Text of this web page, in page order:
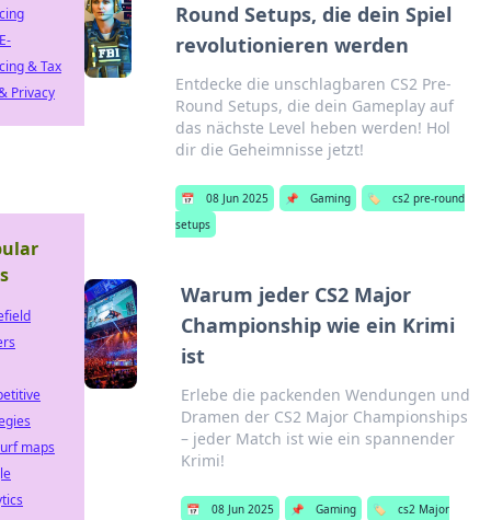
Round Setups, die dein Spiel
revolutionieren werden
Entdecke die unschlagbaren CS2 Pre-
Round Setups, die dein Gameplay auf
das nächste Level heben werden! Hol
dir die Geheimnisse jetzt!
📅 08 Jun 2025 📌 Gaming 🏷️
cs2 pre-round
setups
Warum jeder CS2 Major
Championship wie ein Krimi
ist
Erlebe die packenden Wendungen und
Dramen der CS2 Major Championships
– jeder Match ist wie ein spannender
Krimi!
📅 08 Jun 2025 📌 Gaming 🏷️
cs2 Major
& Tax
Privacy
maps